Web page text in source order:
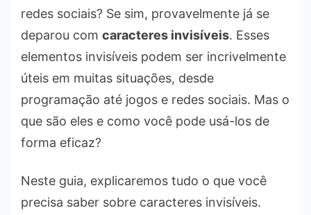
redes sociais? Se sim, provavelmente já se
deparou com caracteres invisíveis. Esses
elementos invisíveis podem ser incrivelmente
úteis em muitas situações, desde
programação até jogos e redes sociais. Mas o
que são eles e como você pode usá-los de
forma eficaz?
Neste guia, explicaremos tudo o que você
precisa saber sobre caracteres invisíveis.